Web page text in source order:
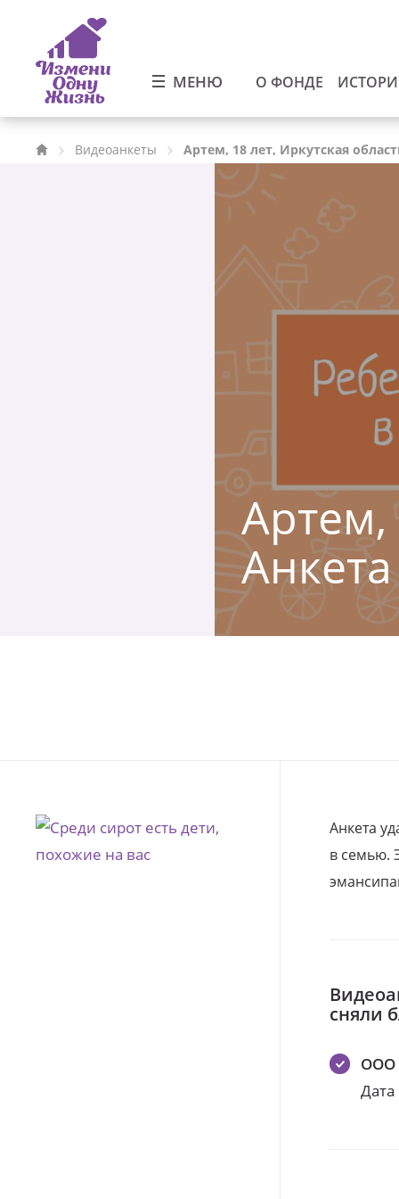
МЕНЮ О ФОНДЕ
Видеоанкеты Артем, 18 лет, Иркутская
Артем,
Анкета
в семью.
сняли
ООО